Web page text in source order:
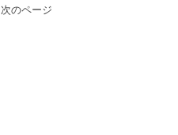
次のページ